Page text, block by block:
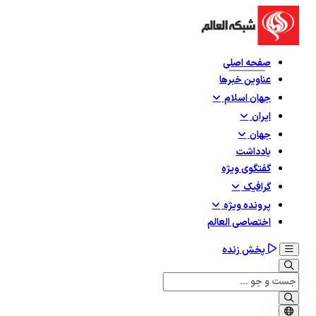
صفحه اصلی
عناوین خبرها
جهان اسلام
ایران
جهان
یادداشت
گفتگوی ویژه
گرافيک
پرونده ویژه
اختصاصی العالم
پخش زنده